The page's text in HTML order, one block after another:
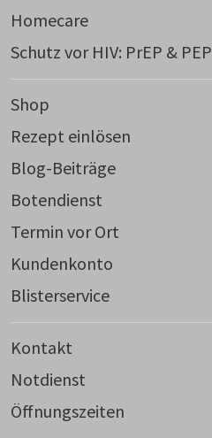
Homecare
Schutz vor HIV: PrEP & PEP
Shop
Rezept einlösen
Blog-Beiträge
Botendienst
Termin vor Ort
Kundenkonto
Blisterservice
Kontakt
Notdienst
Öffnungszeiten